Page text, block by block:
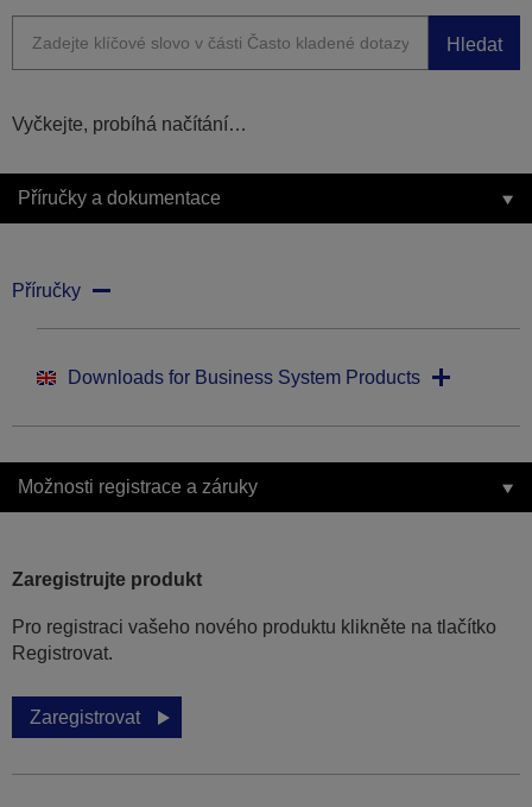
Hledat
Vyčkejte, probíhá načítání…
Příručky a dokumentace
Příručky
Downloads for Business System Products
Možnosti registrace a záruky
Zaregistrujte produkt
Pro registraci vašeho nového produktu klikněte na tlačítko
Registrovat.
Zaregistrovat